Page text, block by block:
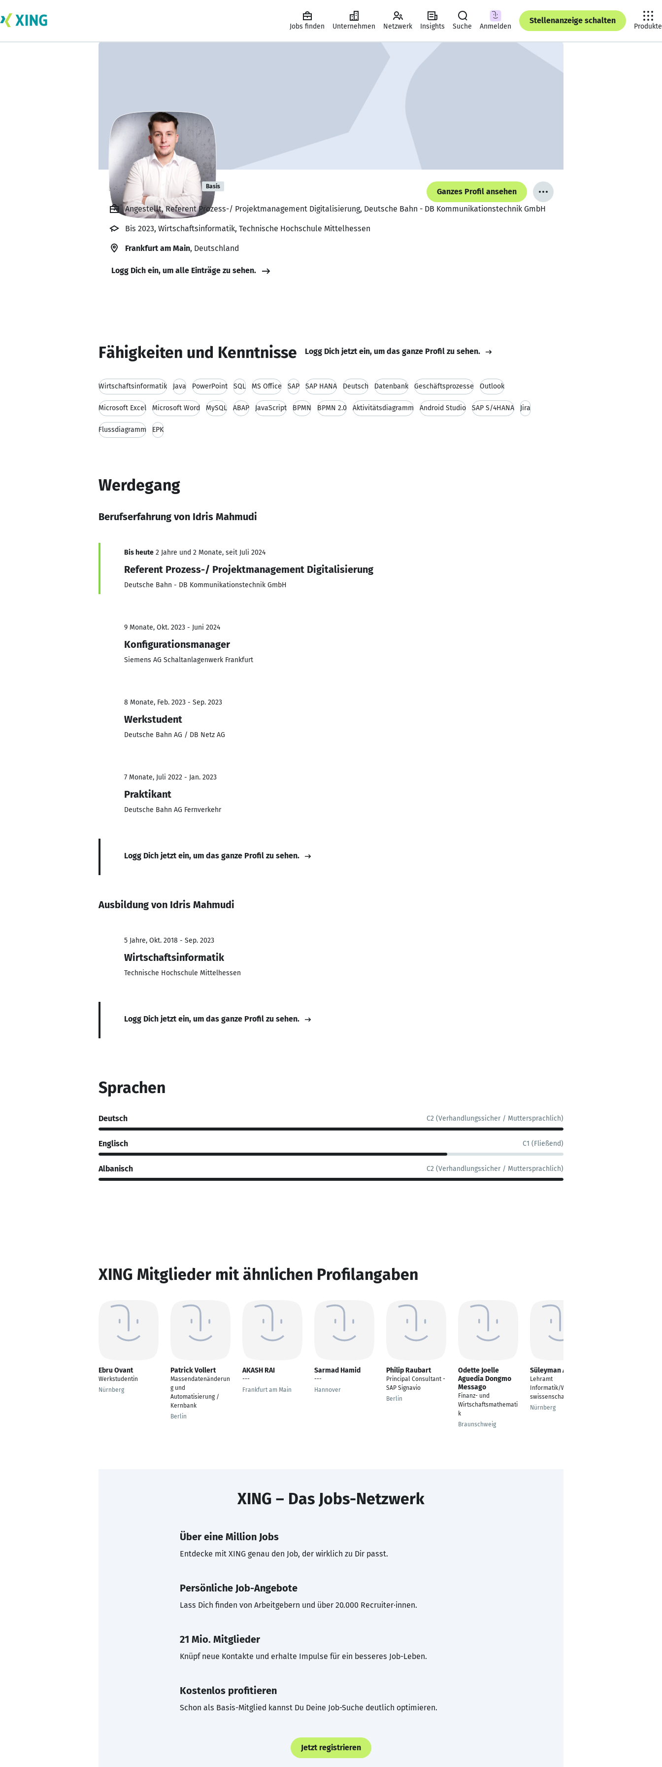
Jobs finden Unternehmen Netzwerk Insights Suche Anmelden
Stellenanzeige schalten
Produkte
Idris Mahmudi Basis
Ganzes Profil ansehen
Angestellt, Referent Prozess-/ Projektmanagement Digitalisierung, Deutsche Bahn - DB Kommunikationstechnik GmbH
Bis 2023, Wirtschaftsinformatik, Technische Hochschule Mittelhessen
Frankfurt am Main, Deutschland
Logg Dich ein, um alle Einträge zu sehen.
Fähigkeiten und Kenntnisse Logg Dich jetzt ein, um das ganze Profil zu sehen.
Wirtschaftsinformatik Java PowerPoint SQL MS Office SAP SAP HANA Deutsch Datenbank Geschäftsprozesse Outlook
Microsoft Excel Microsoft Word MySQL ABAP JavaScript BPMN BPMN 2.0 Aktivitätsdiagramm Android Studio SAP S/4HANA Jira
Flussdiagramm EPK
Werdegang
Berufserfahrung von Idris Mahmudi
Bis heute 2 Jahre und 2 Monate, seit Juli 2024
Referent Prozess-/ Projektmanagement Digitalisierung
Deutsche Bahn - DB Kommunikationstechnik GmbH
9 Monate, Okt. 2023 - Juni 2024
Konfigurationsmanager
Siemens AG Schaltanlagenwerk Frankfurt
8 Monate, Feb. 2023 - Sep. 2023
Werkstudent
Deutsche Bahn AG / DB Netz AG
7 Monate, Juli 2022 - Jan. 2023
Praktikant
Deutsche Bahn AG Fernverkehr
Logg Dich jetzt ein, um das ganze Profil zu sehen.
Ausbildung von Idris Mahmudi
5 Jahre, Okt. 2018 - Sep. 2023
Wirtschaftsinformatik
Technische Hochschule Mittelhessen
Logg Dich jetzt ein, um das ganze Profil zu sehen.
Sprachen
Deutsch C2 (Verhandlungssicher / Muttersprachlich)
Englisch C1 (Fließend)
Albanisch C2 (Verhandlungssicher / Muttersprachlich)
XING Mitglieder mit ähnlichen Profilangaben
Ebru Ovant
Werkstudentin
Nürnberg
Patrick Vollert
Massendatenänderun
g und
Automatisierung /
Kernbank
Berlin
AKASH RAI
---
Frankfurt am Main
Sarmad Hamid
---
Hannover
Philip Raubart
Principal Consultant -
SAP Signavio
Berlin
Odette Joelle
Aguedia Dongmo
Messago
Finanz- und
Wirtschaftsmathemati
k
Braunschweig
Süleyman Atar
Lehramt
Informatik/Wirtschaft
swissenschaften
Nürnberg
XING – Das Jobs-Netzwerk
Über eine Million Jobs
Entdecke mit XING genau den Job, der wirklich zu Dir passt.
Persönliche Job-Angebote
Lass Dich finden von Arbeitgebern und über 20.000 Recruiter·innen.
21 Mio. Mitglieder
Knüpf neue Kontakte und erhalte Impulse für ein besseres Job-Leben.
Kostenlos profitieren
Schon als Basis-Mitglied kannst Du Deine Job-Suche deutlich optimieren.
Jetzt registrieren